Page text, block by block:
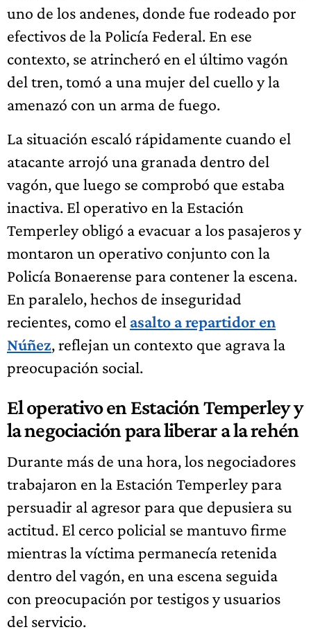
uno de los andenes, donde fue rodeado por
efectivos de la Policía Federal. En ese
contexto, se atrincheró en el último vagón
del tren, tomó a una mujer del cuello y la
amenazó con un arma de fuego.
La situación escaló rápidamente cuando el
atacante arrojó una granada dentro del
vagón, que luego se comprobó que estaba
inactiva. El operativo en la Estación
Temperley obligó a evacuar a los pasajeros y
montaron un operativo conjunto con la
Policía Bonaerense para contener la escena.
En paralelo, hechos de inseguridad
recientes, como el asalto a repartidor en
Núñez, reflejan un contexto que agrava la
preocupación social.
El operativo en Estación Temperley y
la negociación para liberar a la rehén
Durante más de una hora, los negociadores
trabajaron en la Estación Temperley para
persuadir al agresor para que depusiera su
actitud. El cerco policial se mantuvo firme
mientras la víctima permanecía retenida
dentro del vagón, en una escena seguida
con preocupación por testigos y usuarios
del servicio.